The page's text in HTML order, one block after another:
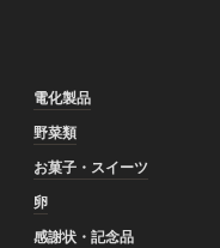
電化製品
野菜類
お菓子・スイーツ
卵
感謝状・記念品